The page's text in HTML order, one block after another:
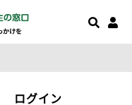
ログイン